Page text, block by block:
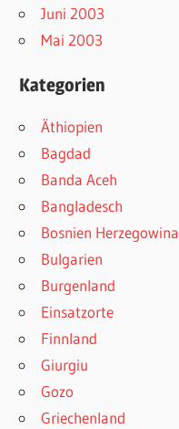
Juni 2003
Mai 2003
Kategorien
Äthiopien
Bagdad
Banda Aceh
Bangladesch
Bosnien Herzegowina
Bulgarien
Burgenland
Einsatzorte
Finnland
Giurgiu
Gozo
Griechenland